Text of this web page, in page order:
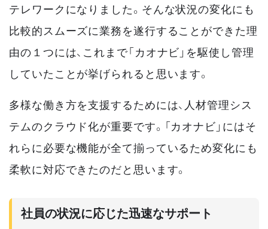
テレワークになりました。そんな状況の変化にも
比較的スムーズに業務を遂行することができた理
由の１つには、これまで「カオナビ」を駆使し管理
していたことが挙げられると思います。
多様な働き方を支援するためには、人材管理シス
テムのクラウド化が重要です。「カオナビ」にはそ
れらに必要な機能が全て揃っているため変化にも
柔軟に対応できたのだと思います。
社員の状況に応じた迅速なサポート